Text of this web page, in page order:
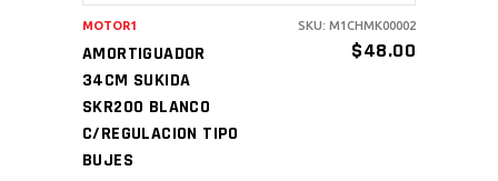
AMORTIGUADOR
34CM SUKIDA
SKR200 BLANCO
C/REGULACION TIPO
BUJES
$48.00
MOTOR1 SKU: M1CHMK00002